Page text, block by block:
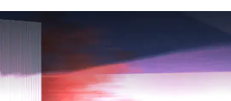
Luxembourg
Français